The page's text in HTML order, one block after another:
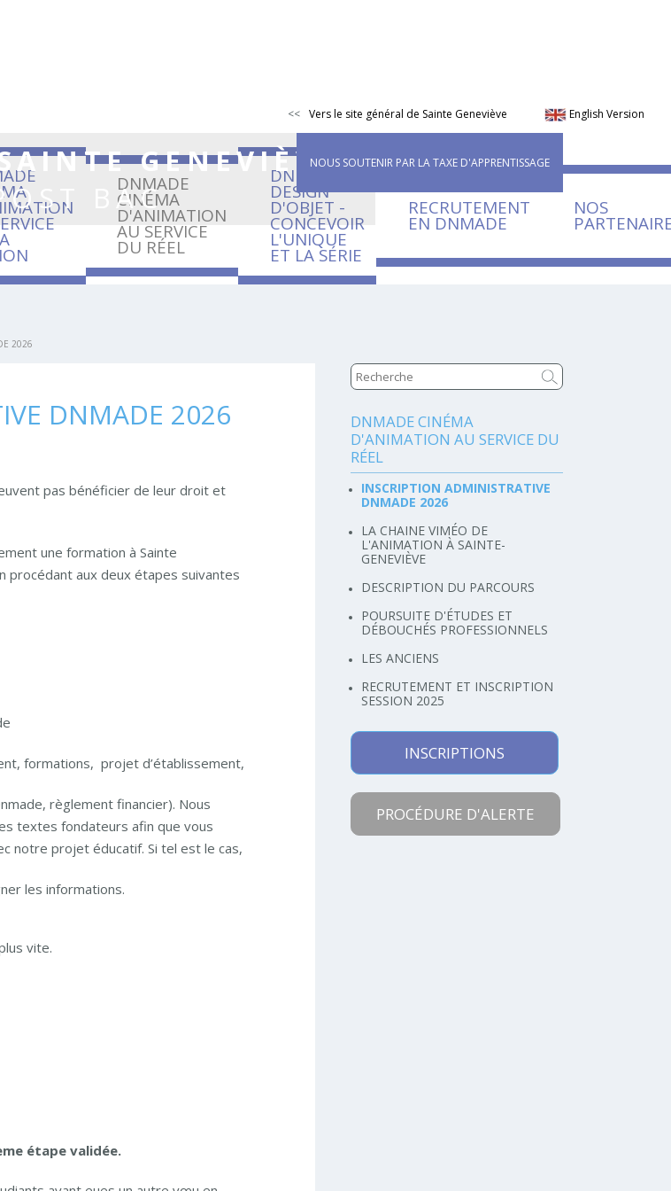
GENEVIÈVE
BAC
NOUS SOUTENIR PAR LA TAXE D'APPRENTISSAGE
English Version
Vers le site général de Sainte Geneviève
DNMADE
CINÉMA
D'ANIMATION
AU SERVICE
DU RÉEL
DNMADE
DESIGN
D'OBJET -
CONCEVOIR
L'UNIQUE
ET LA SÉRIE
RECRUTEMENT
EN DNMADE
NOS
2026
DNMADE 2026
pas bénéficier de leur droit et
une formation à Sainte
procédant aux deux étapes suivantes
formations, projet d’établissement,
règlement financier). Nous
textes fondateurs afin que vous
notre projet éducatif. Si tel est le cas,
les informations.
vite.
étape validée.
Navigation
DNMADE CINÉMA
D'ANIMATION AU SERVICE DU
RÉEL
INSCRIPTION ADMINISTRATIVE
DNMADE 2026
LA CHAINE VIMÉO DE
L'ANIMATION À SAINTE-
GENEVIÈVE
DESCRIPTION DU PARCOURS
POURSUITE D'ÉTUDES ET
DÉBOUCHÉS PROFESSIONNELS
LES ANCIENS
RECRUTEMENT ET INSCRIPTION
SESSION 2025
INSCRIPTIONS
PROCÉDURE D'ALERTE